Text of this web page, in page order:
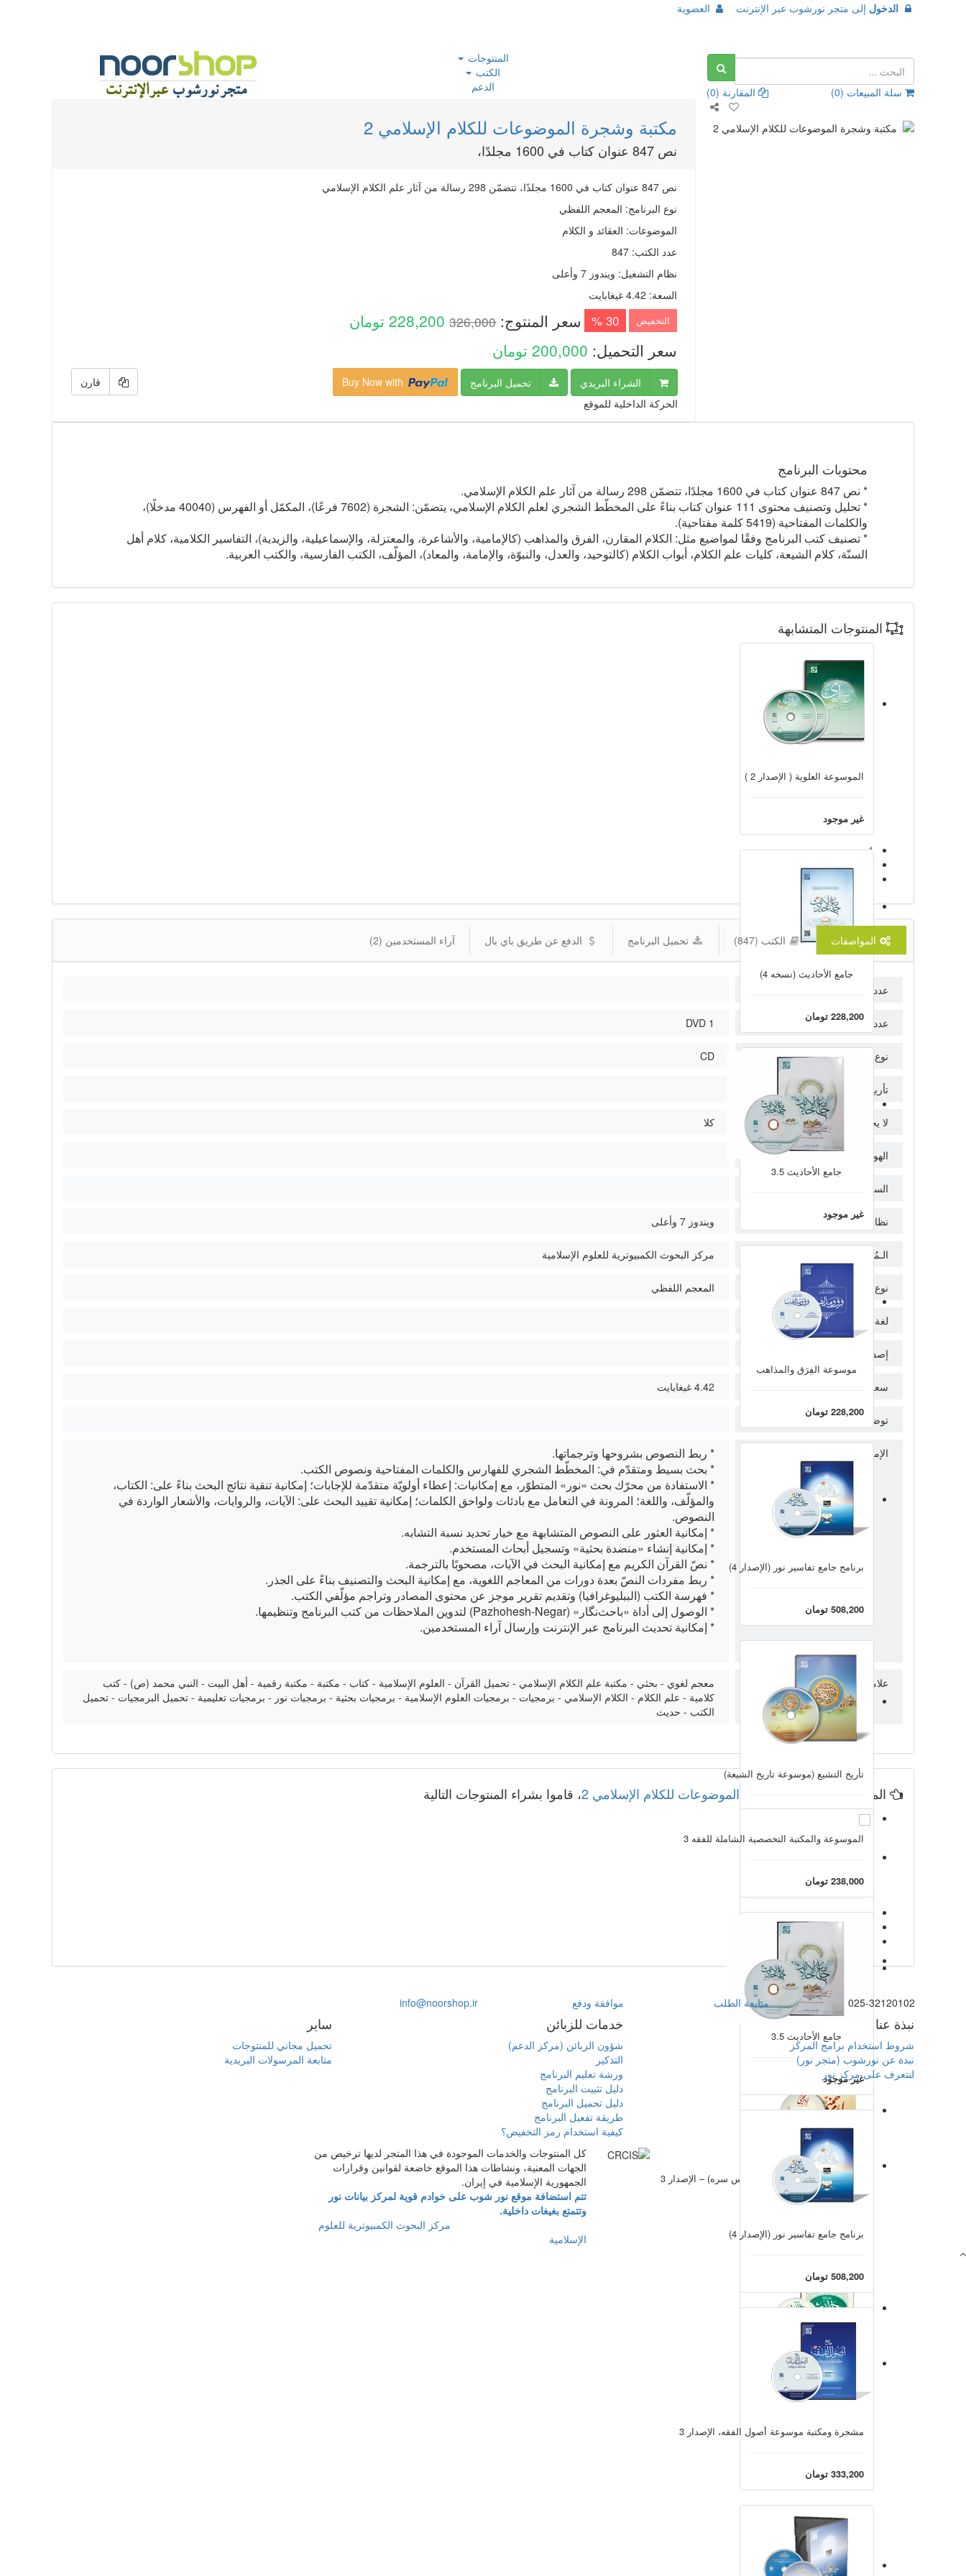
الدخول إلى متجر نورشوب عبر الإنترنت العضوية
سلة المبيعات (0
) المقارنة (0
)
المنتوجات
الكتب
الدعم
مكتبة وشجرة الموضوعات للكلام الإسلامي 2
نص 847 عنوان كتاب في 1600 مجلدًا،
نص 847 عنوان كتاب في 1600 مجلدًا، تتضمّن 298 رسالة من آثار علم الكلام الإسلامي
نوع البرنامج: المعجم اللفظي
الموضوعات: العقائد و الكلام
عدد الكتب:
847
نظام التشغیل: ويندوز 7 وأعلی
السعة: 4.42 غيغابايت
التخفيض 30 % سعر المنتوج:326,000
228,200 تومان
سعر التحميل: 200,000 تومان
الشراء البريدي تحميل البرنامج
الحركة الداخلية للموقع
قارن
محتويات البرنامج
* نص 847 عنوان كتاب في 1600 مجلدًا، تتضمّن 298 رسالة من آثار علم الكلام الإسلامي.
* تحليل وتصنيف محتوى 111 عنوان كتاب بناءً على المخطّط الشجري لعلم الكلام الإسلامي، يتضمّن: الشجرة (7602 فرعًا)، المكمّل أو الفهرس (40040 مدخلًا)،
والكلمات المفتاحية (5419 كلمة مفتاحية).
* تصنيف كتب البرنامج وفقًا لمواضيع مثل: الكلام المقارن، الفرق والمذاهب (كالإمامية، والأشاعرة، والمعتزلة، والإسماعيلية، والزيدية)، التفاسير الكلامية، كلام أهل
السنّة، كلام الشيعة، كليات علم الكلام، أبواب الكلام (كالتوحيد، والعدل، والنبوّة، والإمامة، والمعاد)، المؤلّف، الكتب الفارسية، والكتب العربية.
المنتوجات المتشابهة
الموسوعة العلوية ( الإصدار 2 )
غير موجود
جامع الأحادیث (نسخه 4)
228,200 تومان
جامع الأحاديث 3.5
غير موجود
موسوعة الفِرَق والمذاهب
228,200 تومان
برنامج جامع تفاسير نور (الإصدار 4)
508,200 تومان
تأريخ التشيع (موسوعة تاريخ الشيعة)
193,200 تومان
نور الحكمة 3
193,200 تومان
درایه النور 3
مجموعة آثار الإمام الخميني (قدس سره) – الإصدار 3
مكتبة علوم الحديث
1
المواصفات الكتب (847) تحميل البرنامج الدفع عن طريق باي بال آراء المستخدمين (2)
عدد الكتب
عدد اللوحات 1 DVD
نوع اللوح CD
تأريخ الإنتاج
لا يحتوي على إصدار شبكي كلا
الهوية
السعة المطلوبة
نظام التشغیل ويندوز 7 وأعلی
الـمُنتج مركز البحوث الكمبيوترية للعلوم الإسلامية
نوع البرنامج المعجم اللفظي
لغة واجهة المستخدم
إصدار البرنامج
سعة البرنامج 4.42 غيغابايت
توضيحات الإصدار
الإمكانيات
* ربط النصوص بشروحها وترجماتها.
* بحث بسيط ومتقدّم في: المخطّط الشجري للفهارس والكلمات المفتاحية ونصوص الكتب.
* الاستفادة من محرّك بحث «نور» المتطوّر، مع إمكانيات: إعطاء أولويّة متقدّمة للإجابات؛ إمكانية تنقية نتائج البحث بناءً على: الكتاب،
والمؤلّف، واللغة؛ المرونة في التعامل مع بادئات ولواحق الكلمات؛ إمكانية تقييد البحث على: الآيات، والروايات، والأشعار الواردة في
النصوص.
* إمكانية العثور على النصوص المتشابهة مع خيار تحديد نسبة التشابه.
* إمكانية إنشاء «منضدة بحثية» وتسجيل أبحاث المستخدم.
* نصّ القرآن الكريم مع إمكانية البحث في الآيات، مصحوبًا بالترجمة.
* ربط مفردات النصّ بعدة دورات من المعاجم اللغوية، مع إمكانية البحث والتصنيف بناءً على الجذر.
* فهرسة الكتب (الببليوغرافيا) وتقديم تقرير موجز عن محتوى المصادر وتراجم مؤلّفي الكتب.
* الوصول إلى أداة «باحث‌نگار» (Pazhohesh-Negar) لتدوين الملاحظات من كتب البرنامج وتنظيمها.
* إمكانية تحديث البرنامج عبر الإنترنت وإرسال آراء المستخدمين.
علامات
معجم لغوي - بحثي - مكتبة علم الكلام الإسلامي - تحميل القرآن - العلوم الإسلامية - كتاب - مكتبة - مكتبة رقمية - أهل البيت - النبي محمد (ص) - كتب
كلامية - علم الكلام - الكلام الإسلامي - برمجيات - برمجيات العلوم الإسلامية - برمجيات بحثية - برمجيات نور - برمجيات تعليمية - تحميل البرمجيات - تحميل
الكتب - حديث
المستخدمون مكتبة وشجرة الموضوعات للكلام الإسلامي 2 ، قاموا بشراء المنتوجات التالية
الموسوعة والمكتبة التخصصية الشاملة للفقه 3
238,000 تومان
جامع الأحاديث 3.5
غير موجود
برنامج جامع تفاسير نور (الإصدار 4)
508,200 تومان
مشجرة ومكتبة موسوعة أصول الفقه، الإصدار 3
333,200 تومان
1
025-32120102 متابعة الطلب موافقة ودفع info@noorshop.ir
نبذة عنا
شروط استخدام برامج المركز
نبذة عن نورشوب (متجر نور)
لنتعرف على مركز نور
خدمات للزبائن
شؤون الزبائن (مركز الدعم)
التذكير
ورشة تعليم البرنامج
دليل تثبيت البرنامج
دليل تحميل البرنامج
طريقة تفعيل البرنامج
كيفية استخدام رمز التخفيض؟
سایر
تحميل مجاني للمنتوجات
متابعة المرسولات البريدية
كل المنتوجات والخدمات الموجودة في هذا المتجر لديها ترخيص من
الجهات المعنية، ونشاطات هذا الموقع خاضعة لقوانين وقرارات
الجمهورية الإسلامية في إيران.
تتم استضافة موقع نور شوب على خوادم قوية لمركز بيانات نور
وتتمتع بغيغات داخلية.
مرکز البحوث الكمبيوترية للعلوم
الإسلامية